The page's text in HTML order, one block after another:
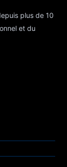
plus de 10
et du